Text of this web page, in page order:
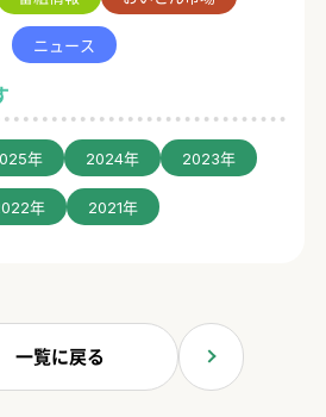
ニュース
年 2024年 2023年
年 2021年
一覧に戻る